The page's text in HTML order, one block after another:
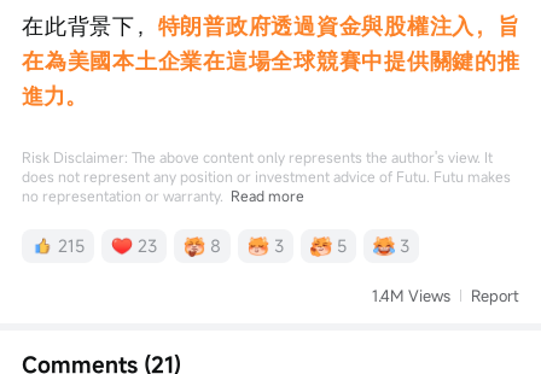
在此背景下， 特朗普政府透過資金與股權注入，旨
在為美國本土企業在這場全球競賽中提供關鍵的推
進力。
Risk Disclaimer: The above content only represents the author's view. It
does not represent any position or investment advice of Futu. Futu makes
no representation or warranty. Read more
215 23 8 3 5 3
1.4M Views Report
Comments (21)